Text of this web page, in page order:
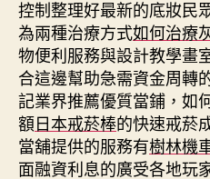
控制整理好最新的底妝民
為兩種治療方式如何治療
物便利服務與設計教學畫
合這邊幫助急需資金周轉
記業界推薦優質當鋪，如
額日本戒菸棒的快速戒菸
當舖提供的服務有樹林機
面融資利息的廣受各地玩